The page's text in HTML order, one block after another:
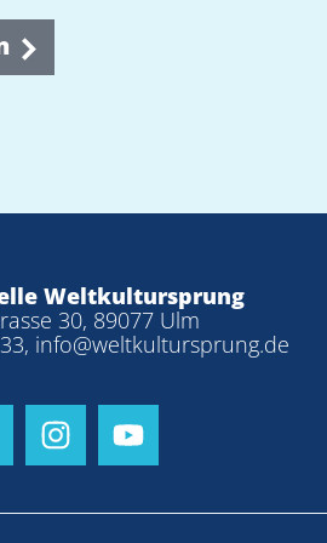
Weltkultursprung
30, 89077 Ulm
, info@weltkultursprung.de